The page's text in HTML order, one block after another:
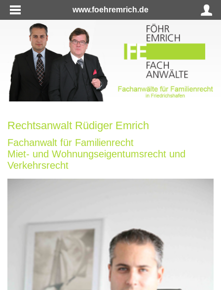
www.foehremrich.de
Rechtsanwalt Rüdiger Emrich
Fachanwalt für Familienrecht
Miet- und Wohnungseigentumsrecht und
Verkehrsrecht